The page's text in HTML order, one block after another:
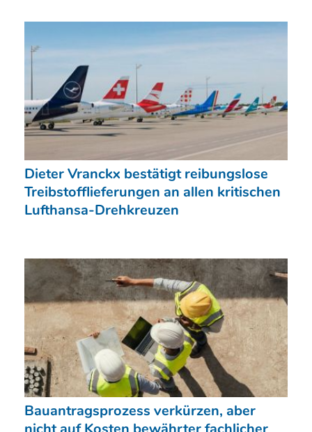
Dieter Vranckx bestätigt reibungslose
Treibstofflieferungen an allen kritischen
Lufthansa-Drehkreuzen
Bauantragsprozess verkürzen, aber